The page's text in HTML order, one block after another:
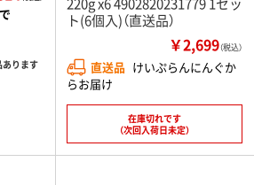
あります
ト(6個入)（直送品）
￥2,699（税込）
直送品 けいぷらんにんぐか
らお届け
在庫切れです
（次回入荷日未定）